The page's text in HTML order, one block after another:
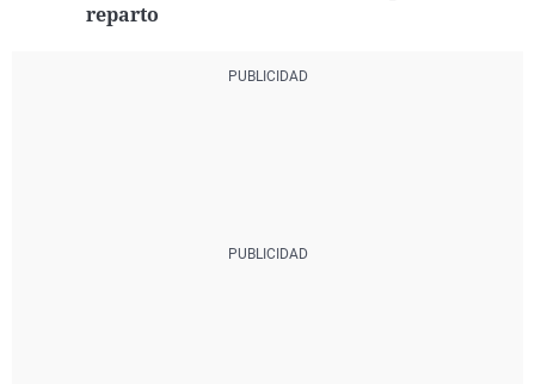
reparto